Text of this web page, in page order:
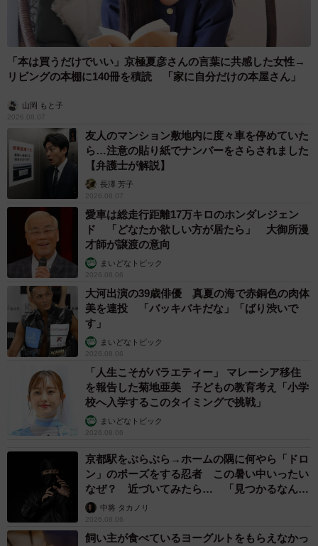
ってしまって…。
――いえいえ、その時々のフィーリングを大切にされてい
るということなのですね！各月の構想については、ポイン
う感じたかをリアルに具現化する」、コレに尽きると思い
ます。“早さ”を表現するのは当然なんですけど、リアルに皆
さんが感じている「日が経つ早さ」の感覚を、どう具現化
――なるほど。ちなみに、新型コロナウイルスの蔓延・自
粛要請など、激動の時代となった印象の２０２１年です
が、うのき/工場長さんにとってはどのような年でしたか？
うのき / 工場長さん：大きかったのは、やはり一番は子ども
が生まれたことですね。同時に成長記録として「子育てア
ニメ」も制作しはじめました。YouTubeやTikTokにアップ
しているのでぜひご覧ください！
◇ ◇
昨年から動画やアニメを公開しはじめたうのき / 工場長さ
ん。今年からは、その技術を企業のCMやPR活動にも活用
していきたいと考えているそうです。また、動くLINEスタ
ンプ『うのき家の日常』も販売中。「ぜひ買ってくださ
い！よろしくお願いいたします」とのことでした。
「本は買うだけでいい」京極夏彦さんの言葉に共感した女性→
リビングの本棚に140冊を積読 「家に自分だけの本屋さん」
山岡 もと子
2026.08.07
友人のマンション敷地内に度々車を停めていた
ら…注意の貼り紙でナンバーをさらされました
【弁護士が解説】
長澤 芳子
2026.08.07
愛車は総走行距離17万キロのホンダレジェン
ド 「どなたか欲しい方が居たら」 大御所漫
才師が譲渡の意向
まいどなトピック
2026.08.06
大河出演の39歳俳優 真夏の海で赤銅色の肉体
美を連投 「バッキバキだな」「ばり渋いで
す」
まいどなトピック
2026.08.06
「人生こそがバラエティー」 マレーシア移住
を報告した菊地亜美 子どもの教育考え「小学
校へ入学するこのタイミングで挑戦」
まいどなトピック
2026.08.06
京都駅をぶらぶら→ホームの隅に何やら「ドロ
ン」のポーズをする忍者 この暑い中いったい
なぜ？ 近づいてみたら… 「見つかるなんて
未熟」中将 タカノリ
2026.08.06
飼い主が食べているヨーグルトをもらえなかっ